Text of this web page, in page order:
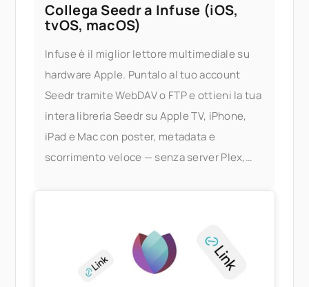
Collega Seedr a Infuse (iOS,
tvOS, macOS)
Infuse è il miglior lettore multimediale su
hardware Apple. Puntalo al tuo account
Seedr tramite WebDAV o FTP e ottieni la tua
intera libreria Seedr su Apple TV, iPhone,
iPad e Mac con poster, metadata e
scorrimento veloce — senza server Plex,